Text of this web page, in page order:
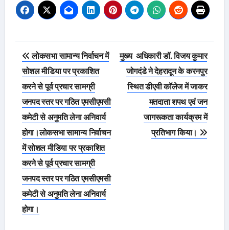
Post
navigation
लोकसभा सामान्य निर्वाचन में
सोशल मीडिया पर प्रकाशित
करने से पूर्व प्रचार सामग्री
जनपद स्तर पर गठित एमसीएमसी
कमेटी से अनुमति लेना अनिवार्य
होगा।लोकसभा सामान्य निर्वाचन
में सोशल मीडिया पर प्रकाशित
करने से पूर्व प्रचार सामग्री
जनपद स्तर पर गठित एमसीएमसी
कमेटी से अनुमति लेना अनिवार्य
होगा।
मुख्य अधिकारी डॉ. विजय कुमार
जोगदंडे ने देहरादून के करनपुर
स्थित डीएवी कॉलेज में जाकर
मतदाता शपथ एवं जन
जागरूकता कार्यक्रम में
प्रतिभाग किया।